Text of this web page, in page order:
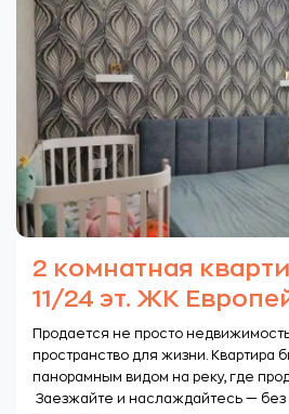
2 комнатная
11/24 эт. ЖК
Продается не просто
пространство для жизни. Квартира
панорамным видом на реку, где
Заезжайте и наслаждайтесь — без